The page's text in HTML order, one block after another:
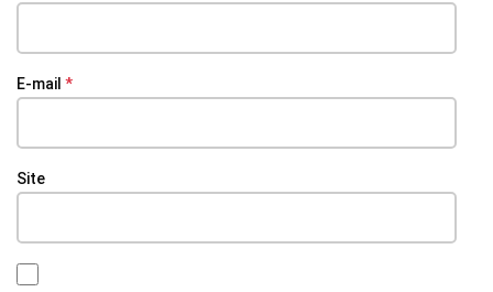
E-mail *
Site